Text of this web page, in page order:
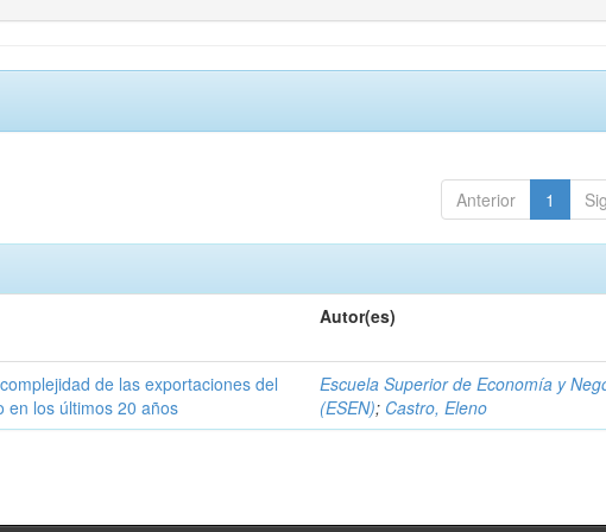
Anterior 1
Autor(es)
de las exportaciones del
en los últimos 20 años
Escuela Superior de Economía y
(ESEN); Castro, Eleno